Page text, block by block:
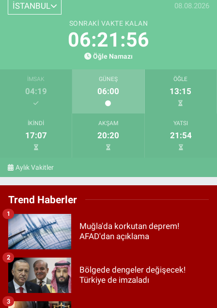
İSTANBUL 08.08.2026
SONRAKI VAKTE KALAN
06:21:54
Öğle Namazı
İMSAK
04:19
GÜNEŞ
06:00
ÖĞLE
13:15
İKINDI
17:07
AKŞAM
20:20
YATSI
21:54
Aylık Vakitler
Trend Haberler
Muğla'da korkutan deprem!
AFAD'dan açıklama
1
Bölgede dengeler değişecek!
Türkiye de imzaladı
2
3